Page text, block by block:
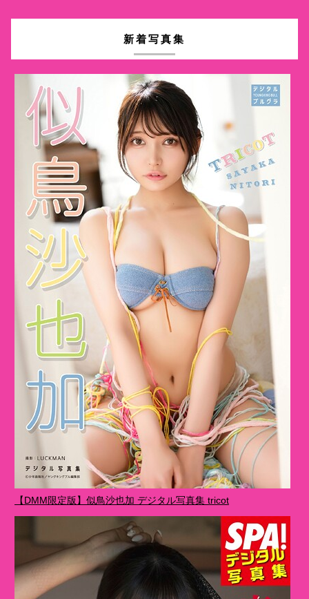
新着写真集
【DMM限定版】似鳥沙也加 デジタル写真集 tricot